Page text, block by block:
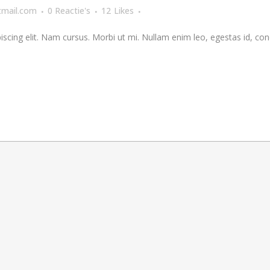
0 Reactie's 12 Likes
elit. Nam cursus. Morbi ut mi. Nullam enim leo, egestas id,